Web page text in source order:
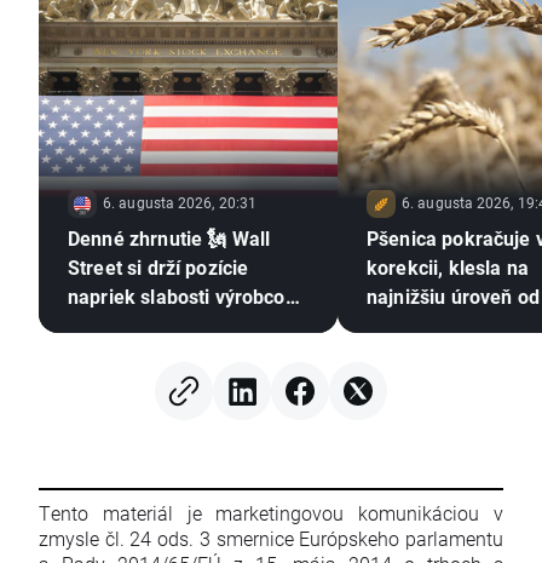
6. augusta 2026, 20:31
Denné zhrnutie 🗽 Wall
Street si drží pozície
napriek slabosti výrobcov
6. augusta 2026,
Pšenica pokračuje
korekcii, klesla na
najnižšiu úroveň
centre pozornosti
Tento materiál je marketingovou komunikáciou v
zmysle čl. 24 ods. 3 smernice Európskeho parlamentu